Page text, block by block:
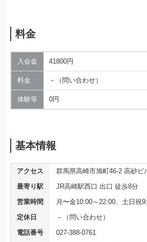
料金
入会金 41800円
料金 －（問い合わせ）
体験等 0円
基本情報
アクセス
群馬県高崎市旭町46-2 高砂ビ
最寄り駅
JR高崎駅西口 出口 徒歩8分
営業時間
月〜金10:00～22:00、土日祝
定休日
－（問い合わせ）
電話番号
027-388-0761